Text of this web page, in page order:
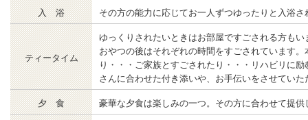
入 浴 その方の能力に応じてお一人ずつゆったりと入浴さ
ティータイム
ゆっくりされたいときはお部屋ですごされる方もい
おやつの後はそれぞれの時間をすごされています
り・・・ご家族とすごされたり・・・リハビリに
さんに合わせた付き添いや、お手伝いをさせていた
夕 食 豪華な夕食は楽しみの一つ。その方に合わせて提供